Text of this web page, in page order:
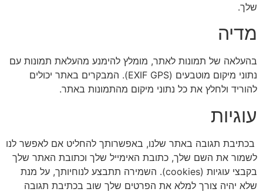
שלך.
מדיה
בהעלאה של תמונות לאתר, מומלץ להימנע מהעלאת תמונות עם
נתוני מיקום מוטבעים (EXIF GPS). המבקרים באתר יכולים
להוריד ולחלץ את כל נתוני מיקום מהתמונות באתר.
עוגיות
בכתיבת תגובה באתר שלנו, באפשרותך להחליט אם לאפשר לנו
לשמור את השם שלך, כתובת האימייל שלך וכתובת האתר שלך
בקבצי עוגיות (cookies). השמירה תתבצע לנוחיותך, על מנת
שלא יהיה צורך למלא את הפרטים שלך שוב בכתיבת תגובה